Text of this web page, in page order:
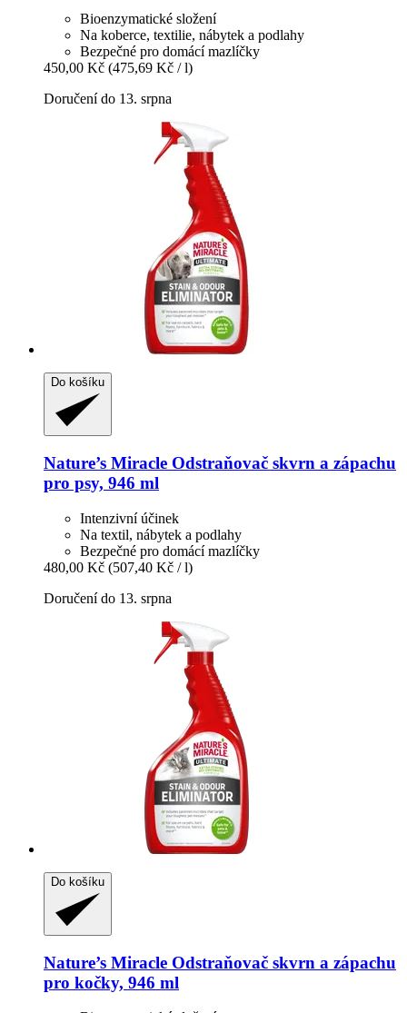
Bioenzymatické složení
Na koberce, textilie, nábytek a podlahy
Bezpečné pro domácí mazlíčky
450,00 Kč (475,69 Kč / l)
Doručení do 13. srpna
Do košíku
Nature’s Miracle Odstraňovač skvrn a zápachu
pro psy, 946 ml
Intenzivní účinek
Na textil, nábytek a podlahy
Bezpečné pro domácí mazlíčky
480,00 Kč (507,40 Kč / l)
Doručení do 13. srpna
Do košíku
Nature’s Miracle Odstraňovač skvrn a zápachu
pro kočky, 946 ml